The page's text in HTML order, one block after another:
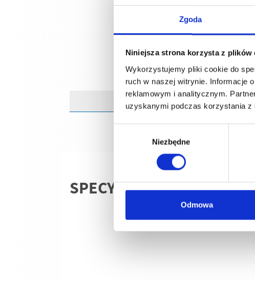
Zgoda
Niniejsza strona korzysta z plików
Wykorzystujemy pliki cookie do
ruch w naszej witrynie. Informacje
reklamowym i analitycznym.
uzyskanymi podczas korzystania z
Niezbędne
Odmowa
SPECYFIKACJE